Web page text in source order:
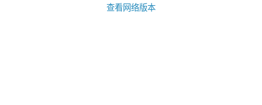
查看网络版本